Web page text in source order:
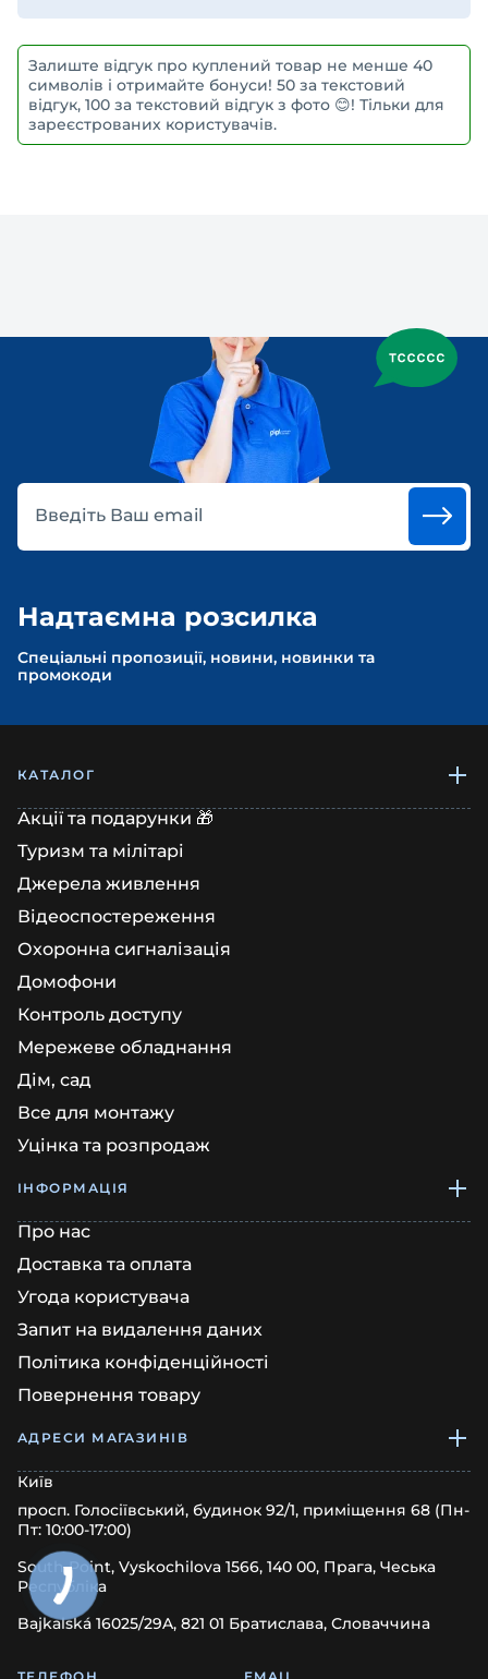
Залиште відгук про куплений товар не менше 40
символів і отримайте бонуси! 50 за текстовий
відгук, 100 за текстовий відгук з фото 😊! Тільки для
зареєстрованих користувачів.
Введіть Ваш email
Надтаємна розсилка
Спеціальні пропозиції, новини, новинки та
промокоди
КАТАЛОГ
Акції та подарунки 🎁
Туризм та мілітарі
Джерела живлення
Відеоспостереження
Охоронна сигналізація
Домофони
Контроль доступу
Мережеве обладнання
Дім, сад
Все для монтажу
Уцінка та розпродаж
ІНФОРМАЦІЯ
Про нас
Доставка та оплата
Угода користувача
Запит на видалення даних
Політика конфіденційності
Повернення товару
АДРЕСИ МАГАЗИНІВ
Київ
просп. Голосіївський, будинок 92/1, приміщення 68 (Пн-
Пт: 10:00-17:00)
South Point, Vyskochilova 1566, 140 00, Прага, Чеська
Республіка
Bajkalská 16025/29A, 821 01 Братислава, Словаччина